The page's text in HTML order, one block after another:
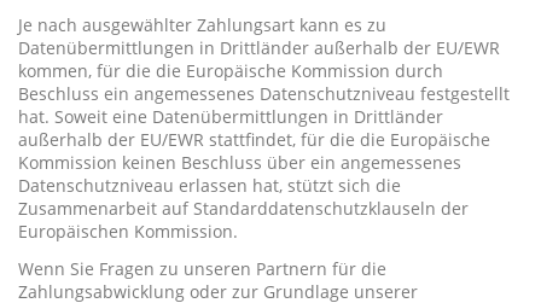
Je nach ausgewählter Zahlungsart kann es zu
Datenübermittlungen in Drittländer außerhalb der EU/EWR
kommen, für die die Europäische Kommission durch
Beschluss ein angemessenes Datenschutzniveau festgestellt
hat. Soweit eine Datenübermittlungen in Drittländer
außerhalb der EU/EWR stattfindet, für die die Europäische
Kommission keinen Beschluss über ein angemessenes
Datenschutzniveau erlassen hat, stützt sich die
Zusammenarbeit auf Standarddatenschutzklauseln der
Europäischen Kommission.
Wenn Sie Fragen zu unseren Partnern für die
Zahlungsabwicklung oder zur Grundlage unserer